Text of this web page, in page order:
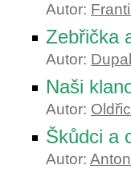
Autor:
Zebřička
Autor:
Naši
Autor:
Škůdci a
Autor: